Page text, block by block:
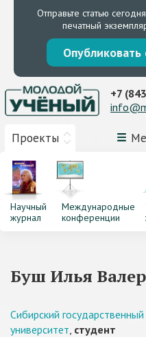
Отправьте статью
печатный
Проекты
+7
Научный
журнал
Международные
конференции
Буш Илья
Сибирский
университет, студент